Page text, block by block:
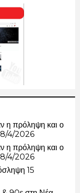
η πρόληψη και ο
4/2026
η πρόληψη και ο
4/2026
15